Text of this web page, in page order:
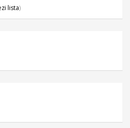
lista)